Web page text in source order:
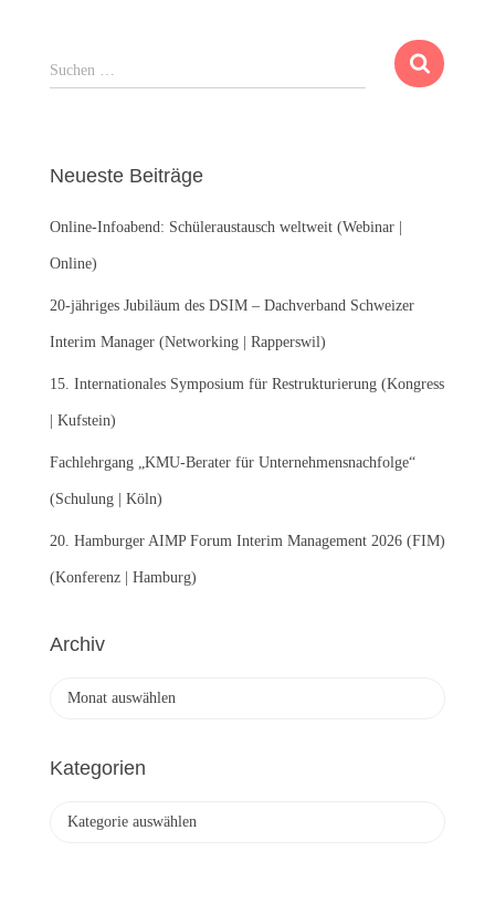
S
u
n
a
c
:
Suchen …
Neueste Beiträge
Online-Infoabend: Schüleraustausch weltweit (Webinar |
Online)
20-jähriges Jubiläum des DSIM – Dachverband Schweizer
Interim Manager (Networking | Rapperswil)
15. Internationales Symposium für Restrukturierung (Kongress
| Kufstein)
Fachlehrgang „KMU-Berater für Unternehmensnachfolge“
(Schulung | Köln)
20. Hamburger AIMP Forum Interim Management 2026 (FIM)
(Konferenz | Hamburg)
Archiv
h
Kategorien